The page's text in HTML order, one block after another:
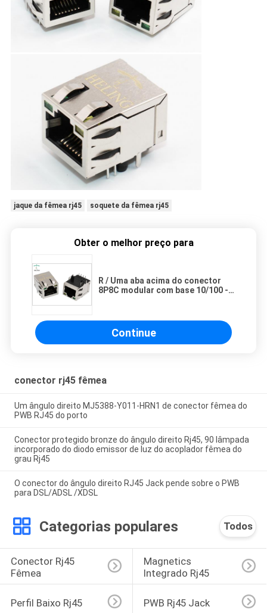
jaque da fêmea rj45 soquete da fêmea rj45
Obter o melhor preço para
R / Uma aba acima do conector
8P8C modular com base 10/100 -
Continue
conector rj45 fêmea
Um ângulo direito MJ5388-Y011-HRN1 de conector fêmea do
PWB RJ45 do porto
Conector protegido bronze do ângulo direito Rj45, 90 lâmpada
incorporado do diodo emissor de luz do acoplador fêmea do
grau Rj45
O conector do ângulo direito RJ45 Jack pende sobre o PWB
para DSL/ADSL /XDSL
Categorias populares Todos
Conector Rj45
Fêmea
Magnetics
Integrado Rj45
Perfil Baixo Rj45 PWB Rj45 Jack